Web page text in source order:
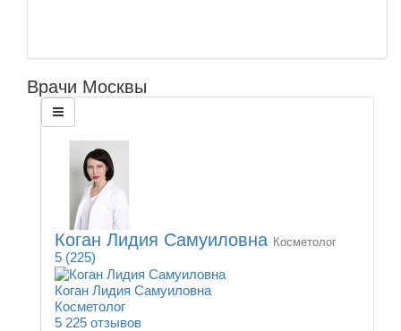
Врачи Москвы
Коган Лидия Самуиловна Косметолог
5 (225)
Коган Лидия Самуиловна
Косметолог
5 225 отзывов